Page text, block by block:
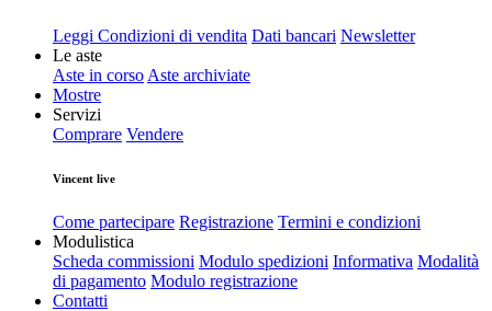
Leggi Condizioni di vendita Dati bancari Newsletter
Le aste
Aste in corso Aste archiviate
Mostre
Servizi
Comprare Vendere
Vincent live
Come partecipare Registrazione Termini e condizioni
Modulistica
Scheda commissioni Modulo spedizioni Informativa Modalità
di pagamento Modulo registrazione
Contatti